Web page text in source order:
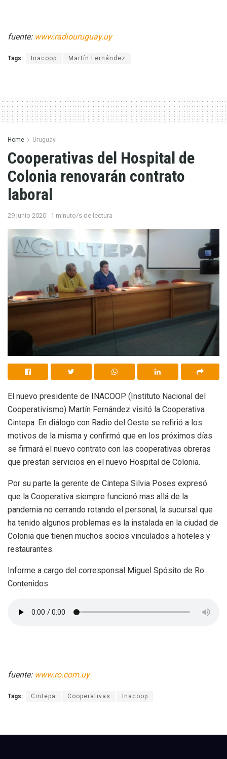
fuente: www.radiouruguay.uy
Tags: Inacoop Martín Fernández
Home Uruguay
Cooperativas del Hospital de
Colonia renovarán contrato
laboral
29 junio 2020 1 minuto/s de lectura
El nuevo presidente de INACOOP (Instituto Nacional del
Cooperativismo) Martín Fernández visitó la Cooperativa
Cintepa. En diálogo con Radio del Oeste se refirió a los
motivos de la misma y confirmó que en los próximos días
se firmará el nuevo contrato con las cooperativas obreras
que prestan servicios en el nuevo Hospital de Colonia.
Por su parte la gerente de Cintepa Silvia Poses expresó
que la Cooperativa siempre funcionó mas allá de la
pandemia no cerrando rotando el personal, la sucursal que
ha tenido algunos problemas es la instalada en la ciudad de
Colonia que tienen muchos socios vinculados a hoteles y
restaurantes.
Informe a cargo del corresponsal Miguel Spósito de Ro
Contenidos.
fuente: www.ro.com.uy
Tags: Cintepa Cooperativas Inacoop